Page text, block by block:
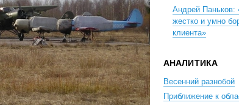
Андрей Паньков:
жестко и умно
клиента»
АНАЛИТИКА
Весенний разнобой
Приближение к